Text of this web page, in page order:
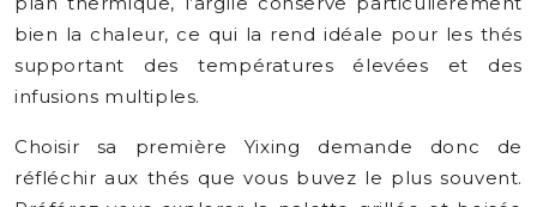
bien la chaleur, ce qui la rend idéale pour les thés
supportant des températures élevées et des
infusions multiples.
Choisir sa première Yixing demande donc de
réfléchir aux thés que vous buvez le plus souvent.